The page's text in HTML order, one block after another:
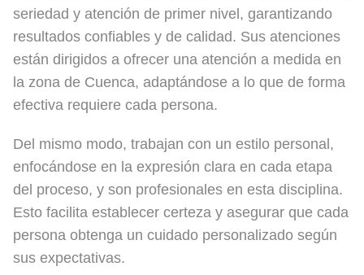
seriedad y atención de primer nivel, garantizando
resultados confiables y de calidad. Sus atenciones
están dirigidos a ofrecer una atención a medida en
la zona de Cuenca, adaptándose a lo que de forma
efectiva requiere cada persona.
Del mismo modo, trabajan con un estilo personal,
enfocándose en la expresión clara en cada etapa
del proceso, y son profesionales en esta disciplina.
Esto facilita establecer certeza y asegurar que cada
persona obtenga un cuidado personalizado según
sus expectativas.